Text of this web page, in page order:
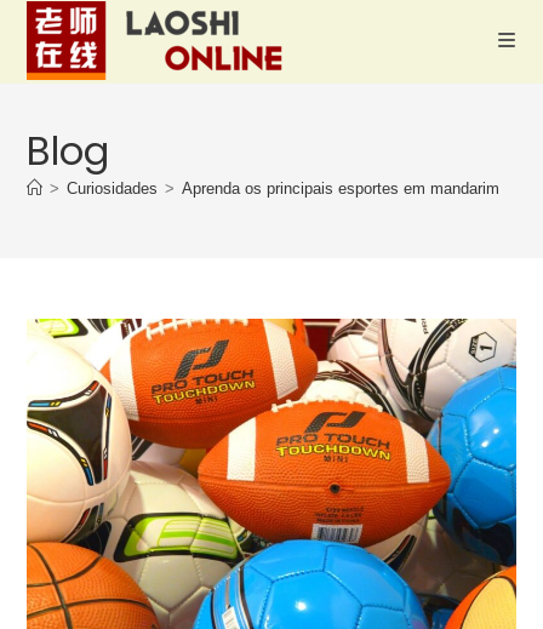
Blog
> Curiosidades > Aprenda os principais esportes em mandarim